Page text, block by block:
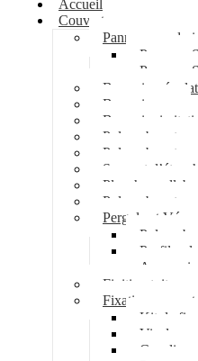
Accueil
Couverture
Panneau
Panneau
Panneau
Bac acier
Bac acier sec
Bac acier
Polycarbonate
Polycarbonate
Support
Plancher
Polycarbonate
Pergola et
Profil
Finition toiture
Fixation
Kit de
Vis de
Cavalier